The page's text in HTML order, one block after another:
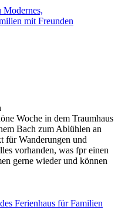
Modernes,
mit Freunden
Woche in dem Traumhaus
Bach zum Ablühlen an
für Wanderungen und
vorhanden, was fpr einen
gerne wieder und können
Ferienhaus für Familien